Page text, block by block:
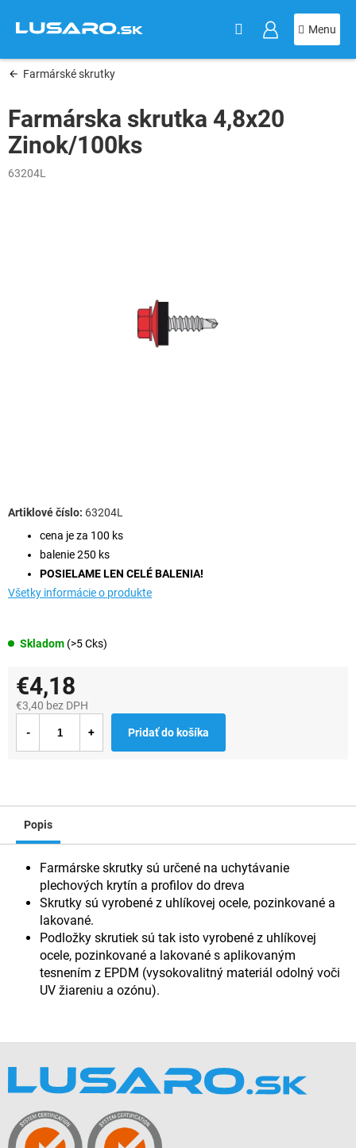
obsah
Farmárské skrutky
Farmárska skrutka 4,8x20
Zinok/100ks
63204L
Skladom (>5 Cks)
cena je za 100 ks
balenie 250 ks
POSIELAME LEN CELÉ BALENIA!
Všetky informácie o produkte
63204L
€4,18
€3,40 bez DPH
cena:
Pridať do košíka
Popis
Farmárske skrutky sú určené na uchytávanie
plechových krytín a profilov do dreva
Skrutky sú vyrobené z uhlíkovej ocele, pozinkované a
lakované.
Podložky skrutiek sú tak isto vyrobené z uhlíkovej
ocele, pozinkované a lakované s aplikovaným
tesnením z EPDM (vysokovalitný materiál odolný voči
UV žiareniu a ozónu).